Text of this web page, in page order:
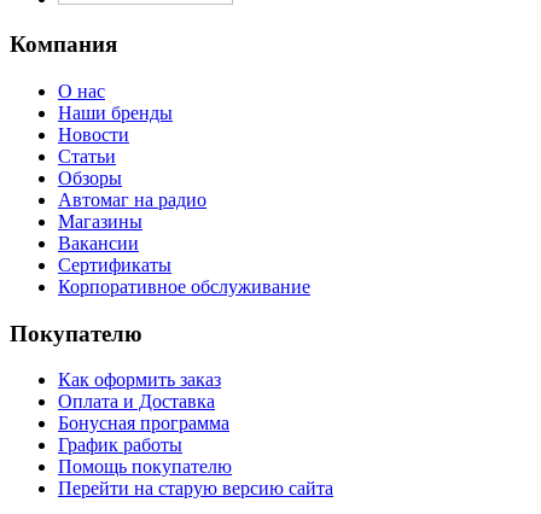
Компания
О нас
Наши бренды
Новости
Статьи
Обзоры
Автомаг на радио
Магазины
Вакансии
Сертификаты
Корпоративное обслуживание
Покупателю
Как оформить заказ
Оплата и Доставка
Бонусная программа
График работы
Помощь покупателю
Перейти на старую версию сайта